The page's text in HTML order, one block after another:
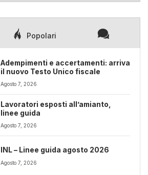
Popolari
Adempimenti e accertamenti: arriva
il nuovo Testo Unico fiscale
Agosto 7, 2026
Lavoratori esposti all’amianto,
linee guida
Agosto 7, 2026
INL – Linee guida agosto 2026
Agosto 7, 2026